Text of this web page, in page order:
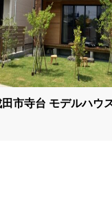
田市寺台 モデルハウ